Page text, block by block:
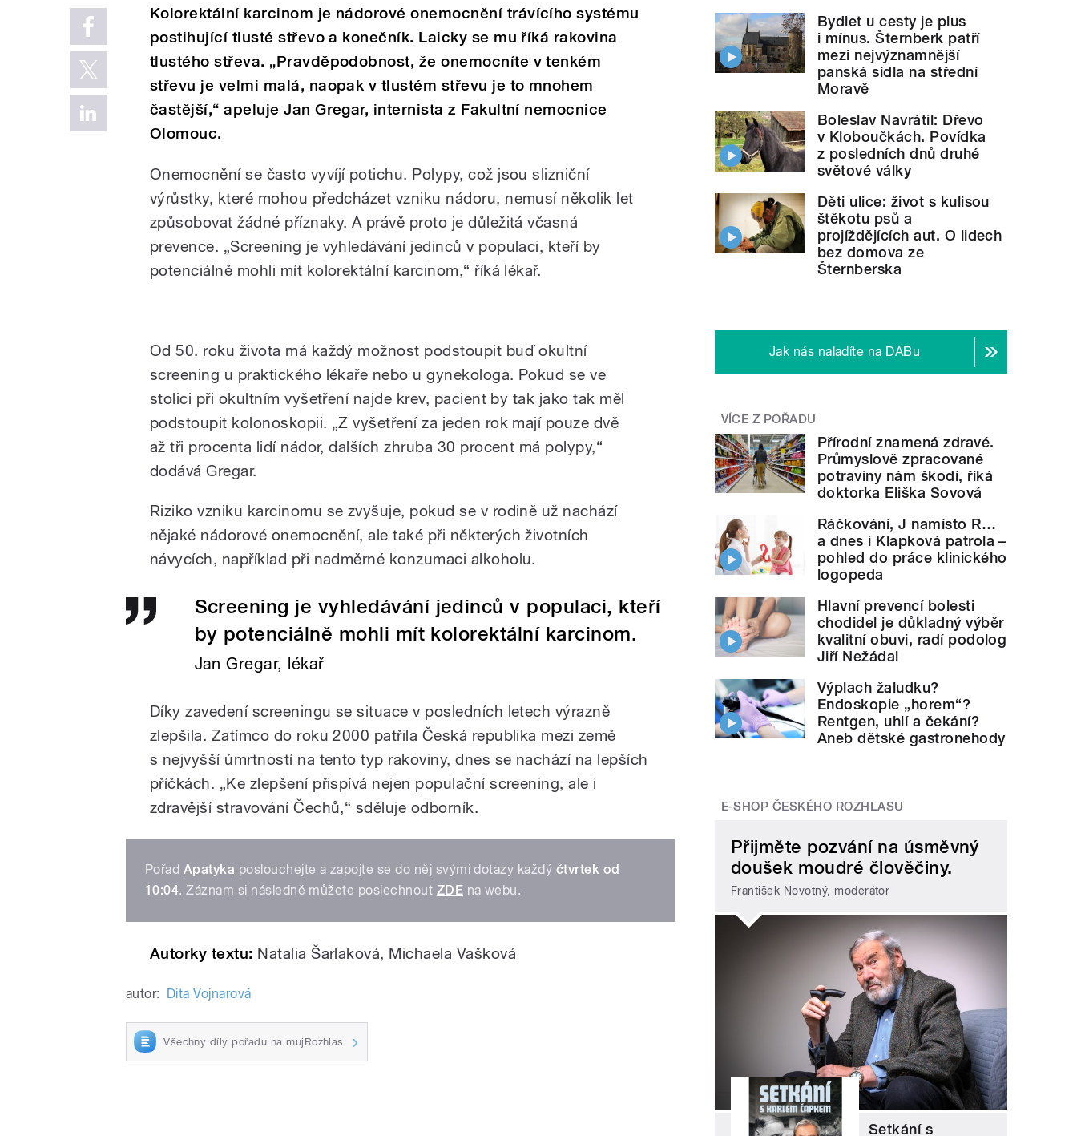
Kolorektální karcinom je nádorové onemocnění trávícího systému
postihující tlusté střevo a konečník. Laicky se mu říká rakovina
tlustého střeva. „Pravděpodobnost, že onemocníte v tenkém
střevu je velmi malá, naopak v tlustém střevu je to mnohem
častější,“ apeluje Jan Gregar, internista z Fakultní nemocnice
Olomouc.
Onemocnění se často vyvíjí potichu. Polypy, což jsou slizniční
výrůstky, které mohou předcházet vzniku nádoru, nemusí několik let
způsobovat žádné příznaky. A právě proto je důležitá včasná
prevence. „Screening je vyhledávání jedinců v populaci, kteří by
potenciálně mohli mít kolorektální karcinom,“ říká lékař.
Od 50. roku života má každý možnost podstoupit buď okultní
screening u praktického lékaře nebo u gynekologa. Pokud se ve
stolici při okultním vyšetření najde krev, pacient by tak jako tak měl
podstoupit kolonoskopii. „Z vyšetření za jeden rok mají pouze dvě
až tři procenta lidí nádor, dalších zhruba 30 procent má polypy,“
dodává Gregar.
Riziko vzniku karcinomu se zvyšuje, pokud se v rodině už nachází
nějaké nádorové onemocnění, ale také při některých životních
návycích, například při nadměrné konzumaci alkoholu.
Screening je vyhledávání jedinců v populaci, kteří
by potenciálně mohli mít kolorektální karcinom.
Jan Gregar, lékař
Díky zavedení screeningu se situace v posledních letech výrazně
zlepšila. Zatímco do roku 2000 patřila Česká republika mezi země
s nejvyšší úmrtností na tento typ rakoviny, dnes se nachází na lepších
příčkách. „Ke zlepšení přispívá nejen populační screening, ale i
zdravější stravování Čechů,“ sděluje odborník.
Pořad Apatyka poslouchejte a zapojte se do něj svými dotazy každý čtvrtek od
10:04. Záznam si následně můžete poslechnout ZDE na webu.
Autorky textu: Natalia Šarlaková, Michaela Vašková
autor: Dita Vojnarová
Všechny díly pořadu na mujRozhlas
Bydlet u cesty je plus
i mínus. Šternberk patří
mezi nejvýznamnější
panská sídla na střední
Moravě
Boleslav Navrátil: Dřevo
v Kloboučkách. Povídka
z posledních dnů druhé
světové války
Děti ulice: život s kulisou
štěkotu psů a
projíždějících aut. O lidech
bez domova ze
Šternberska
Jak nás naladíte na DABu
VÍCE Z POŘADU
Přírodní znamená zdravé.
Průmyslově zpracované
potraviny nám škodí, říká
doktorka Eliška Sovová
Ráčkování, J namísto R…
a dnes i Klapková patrola –
pohled do práce klinického
logopeda
Hlavní prevencí bolesti
chodidel je důkladný výběr
kvalitní obuvi, radí podolog
Jiří Nežádal
Výplach žaludku?
Endoskopie „horem“?
Rentgen, uhlí a čekání?
Aneb dětské gastronehody
E-SHOP ČESKÉHO ROZHLASU
Přijměte pozvání na úsměvný
doušek moudré člověčiny.
František Novotný, moderátor
Setkání s